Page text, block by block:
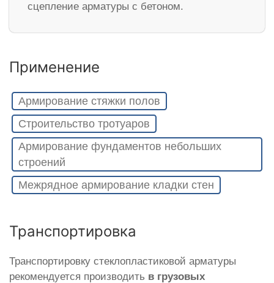
сцепление арматуры с бетоном.
Применение
Армирование стяжки полов
Строительство тротуаров
Армирование фундаментов небольших
строений
Межрядное армирование кладки стен
Транспортировка
Транспортировку стеклопластиковой арматуры
рекомендуется производить в грузовых